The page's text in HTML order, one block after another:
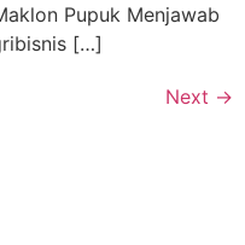
Pupuk Menjawab
[…]
Next →